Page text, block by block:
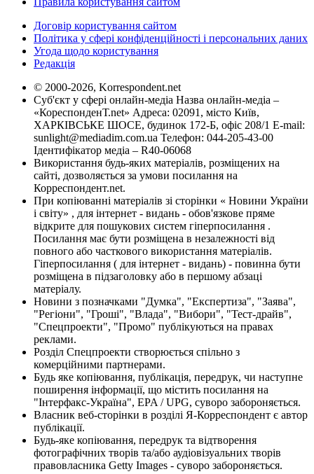
Договір користування сайтом
Політика у сфері конфіденційності і персональних даних
Угода щодо користування
Редакція
© 2000-2026, Korrespondent.net
Суб'єкт у сфері онлайн-медіа Назва онлайн-медіа –
«КореспонденТ.net» Адреса: 02091, місто Київ,
ХАРКІВСЬКЕ ШОСЕ, будинок 172-Б, офіс 208/1 E-mail:
sunlight@mediadim.com.ua Телефон: 044-205-43-00
Ідентифікатор медіа – R40-06068
Використання будь-яких матеріалів, розміщених на
сайті, дозволяється за умови посилання на
Корреспондент.net.
При копіюванні матеріалів зі сторінки « Новини України
і світу» , для інтернет - видань - обов'язкове пряме
відкрите для пошукових систем гіперпосилання .
Посилання має бути розміщена в незалежності від
повного або часткового використання матеріалів.
Гіперпосилання ( для інтернет - видань) - повинна бути
розміщена в підзаголовку або в першому абзаці
матеріалу.
Новини з позначками "Думка", "Експертиза", "Заява",
"Регіони", "Гроші", "Влада", "Вибори", "Тест-драйв",
"Спецпроекти", "Промо" публікуються на правах
реклами.
Розділ Спецпроекти створюється спільно з
комерційними партнерами.
Будь яке копіювання, публікація, передрук, чи наступне
поширення інформації, що містить посилання на
"Інтерфакс-Україна", EPA / UPG, суворо забороняється.
Власник веб-сторінки в розділі Я-Корреспондент є автор
публікації.
Будь-яке копіювання, передрук та відтворення
фотографічних творів та/або аудіовізуальних творів
правовласника Getty Images - суворо забороняється.